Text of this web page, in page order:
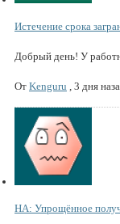
Истечение срока
Добрый день! У
От Kenguru , 3 дня
НА: Упрощённое